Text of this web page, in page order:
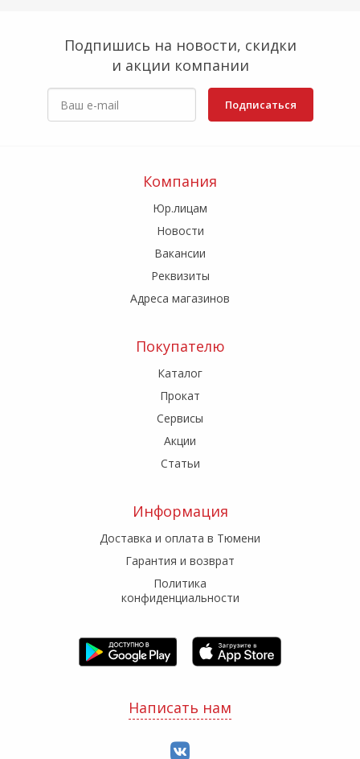
Подпишись на новости, скидки
и акции компании
Подписаться
Компания
Юр.лицам
Новости
Вакансии
Реквизиты
Адреса магазинов
Покупателю
Каталог
Прокат
Сервисы
Акции
Статьи
Информация
Доставка и оплата в Тюмени
Гарантия и возврат
Политика
конфиденциальности
Написать нам